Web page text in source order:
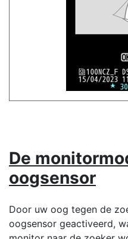
De
oogsensor
Door uw oog tegen de
oogsensor geactiveerd,